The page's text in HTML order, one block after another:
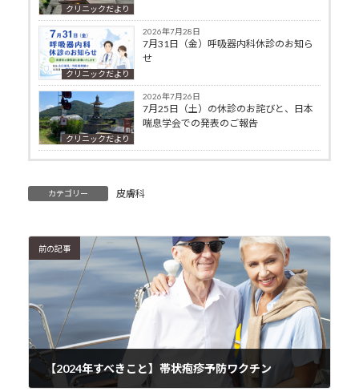
クリニックだより
クリニックだより
2026年7月28日
7月31日（金）呼吸器内科休診のお知ら
せ
クリニックだより
2026年7月26日
7月25日（土）の休診のお詫びと、日本
喘息学会での発表のご報告
カテゴリー 皮膚科
前の記事
【2024年すべきこと】帯状疱疹予防ワクチン